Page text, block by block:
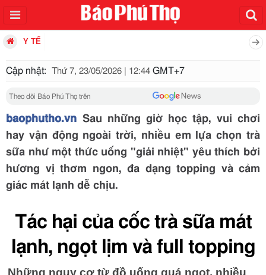
Y TẾ
Cập nhật: Thứ 7, 23/05/2026 | 12:44 GMT+7
Theo dõi Báo Phú Thọ trên
baophutho.vn Sau những giờ học tập, vui chơi
hay vận động ngoài trời, nhiều em lựa chọn trà
sữa như một thức uống "giải nhiệt" yêu thích bởi
hương vị thơm ngon, đa dạng topping và cảm
giác mát lạnh dễ chịu.
Tác hại của cốc trà sữa mát
lạnh, ngọt lịm và full topping
Những nguy cơ từ đồ uống quá ngọt, nhiều